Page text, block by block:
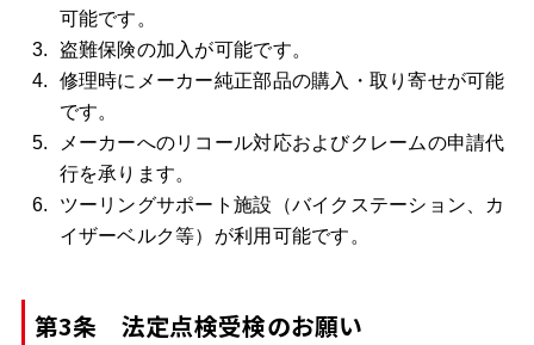
可能です。
盗難保険の加入が可能です。
修理時にメーカー純正部品の購入・取り寄せが可能
です。
メーカーへのリコール対応およびクレームの申請代
行を承ります。
ツーリングサポート施設（バイクステーション、カ
イザーベルク等）が利用可能です。
第3条 法定点検受検のお願い